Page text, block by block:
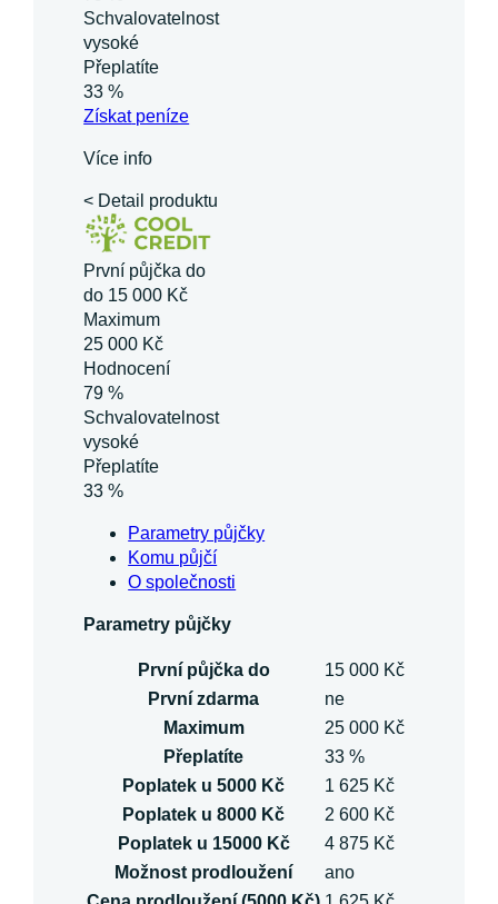
Schvalovatelnost
vysoké
Přeplatíte
33 %
Získatpeníze
Více info
< Detail produktu
První půjčka do
do 15 000 Kč
Maximum
25 000 Kč
Hodnocení
79 %
Schvalovatelnost
vysoké
Přeplatíte
33 %
Parametry půjčky
Komu půjčí
O společnosti
Parametry půjčky
První půjčka do
15 000 Kč
První zdarma
ne
Maximum
25 000 Kč
Přeplatíte
33 %
Poplatek u 5000 Kč
1 625 Kč
Poplatek u 8000 Kč
2 600 Kč
Poplatek u 15000 Kč
4 875 Kč
Možnost prodloužení
ano